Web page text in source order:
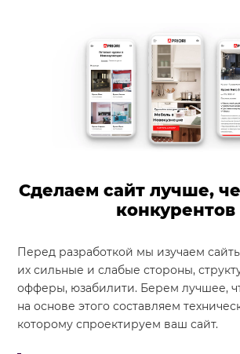
Сделаем сайт лучше,
конкурентов
Перед разработкой мы изучаем
их сильные и слабые стороны,
офферы, юзабилити. Берем лучшее,
на основе этого составляем
которому спроектируем ваш сайт.